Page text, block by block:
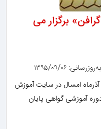
برگزار می
به‌روزرسانی: ۱۳۹۵/۰۹/۰۶
سمینار آموزشی تحت وب «گرافن»، 14 آذرماه امسال در سایت آموزش
آموزشی گواهی پایان